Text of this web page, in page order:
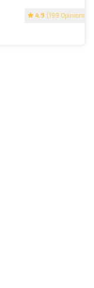
4.9 (199 Opinions)